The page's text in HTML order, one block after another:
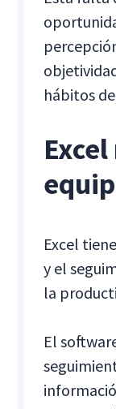
hábitos
Excel
y el
la
El